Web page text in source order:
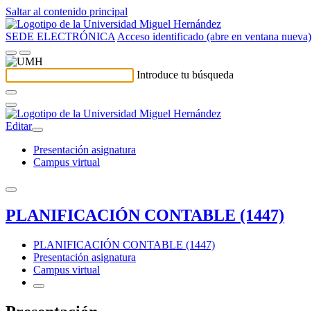
Saltar al contenido principal
SEDE ELECTRÓNICA Acceso identificado (abre en ventana nueva)
Introduce tu búsqueda
Editar
Presentación asignatura
Campus virtual
PLANIFICACIÓN CONTABLE (1447)
PLANIFICACIÓN CONTABLE (1447)
Presentación asignatura
Campus virtual